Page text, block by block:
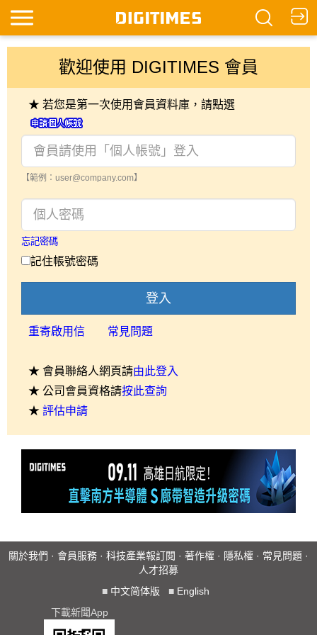
歡迎使用 DIGITIMES 會員
★ 若您是第一次使用會員資料庫，請點選
【範例：user@company.com】
忘記密碼
記住帳號密碼
登入
重寄啟用信 常見問題
★ 會員聯絡人網頁請由此登入
★ 公司會員資格請按此查詢
★ 評估申請
關於我們 · 會員服務 · 科技產業報訂閱 · 著作權 · 隱私權 · 常見問題 ·
人才招募
■ 中文简体版 ■ English
下載新聞App